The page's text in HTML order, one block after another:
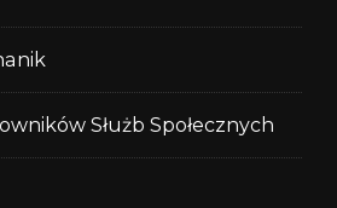
Służb Społecznych